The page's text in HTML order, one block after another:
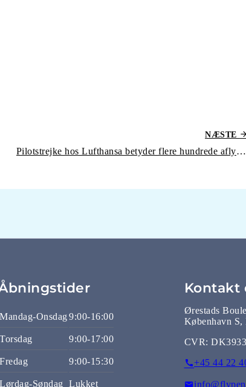
NÆSTE
Pilotstrejke hos Lufthansa betyder flere hundrede aflysninger og forsinkelser
Mandag-Onsdag9:00-16:00
Torsdag 9:00-17:00
Fredag 9:00-15:30
Lørdag-Søndag Lukket
Kontakt
Ørestads
København S,
CVR:
+45 44 22